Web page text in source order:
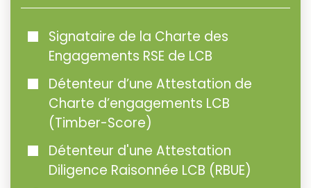
Signataire de la Charte des
Engagements RSE de LCB
Détenteur d’une Attestation de
Charte d’engagements LCB
(Timber-Score)
Détenteur d'une Attestation
Diligence Raisonnée LCB (RBUE)